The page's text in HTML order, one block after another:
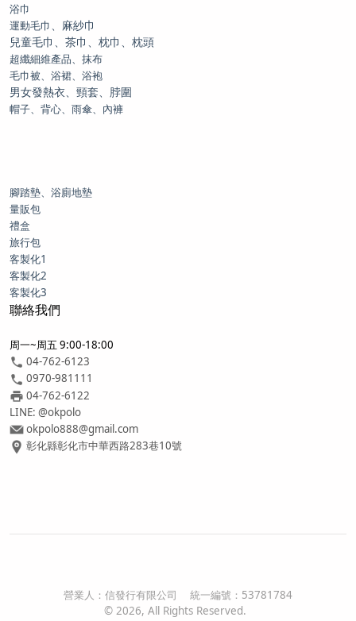
浴巾
運動毛巾
、麻紗巾
兒童毛巾、茶巾、枕巾、枕頭
超纖細維產品、抹布
毛巾被、浴裙、浴袍
男女發熱衣、頸套、脖圍
帽子、背心、雨傘、內褲
腳踏墊、浴廁地墊
量販包
禮盒
旅行包
客製化1
客製化2
客製化3
聯絡我們
周一~周五 9:00-18:00
04-762-6123
0970-981111
04-762-6122
LINE: @okpolo
okpolo888@gmail.com
彰化縣彰化市中華西路283巷10號
營業人： 信發行有限公司 統一編號： 53781784
© 2026, All Rights Reserved.